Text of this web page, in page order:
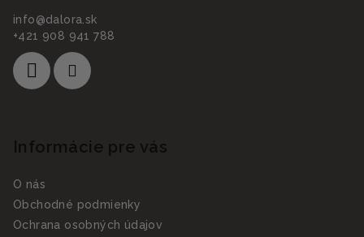
info@dalora.sk
+421 908 941 788
Informácie pre vás
O nás
Obchodné podmienky
Ochrana osobných údajov